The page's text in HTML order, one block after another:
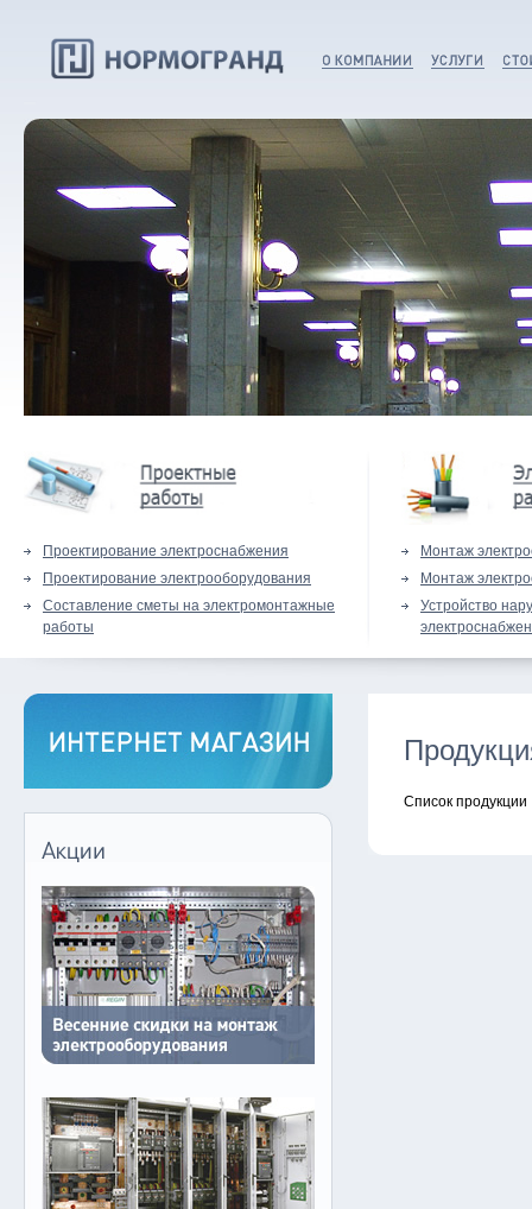
Проектирование электроснабжения
Проектирование электрооборудования
Составление сметы на электромонтажные
работы
Монтаж
Монтаж
Устройство
Список продукции